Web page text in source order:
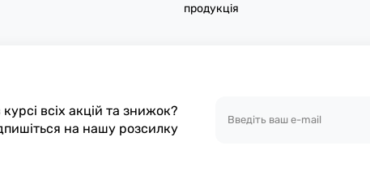
продукція
всіх акцій та знижок?
на нашу розсилку